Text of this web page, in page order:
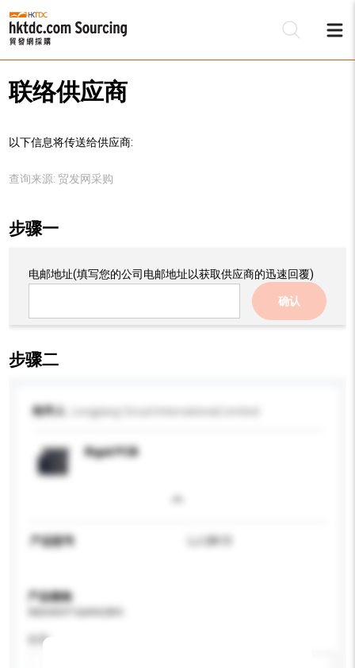
联络供应商
以下信息将传送给供应商:
查询来源: 贸发网采购
步骤一
电邮地址(填写您的公司电邮地址以获取供应商的迅速回覆)
确认
步骤二
收件人 Longjiang Circuit International Limited
Rigid PCB
产品型号 LJ-2A13
产品规格
应用